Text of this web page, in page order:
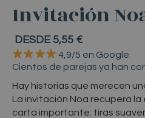
Invitación
DESDE 5,55 €
4,9/5 en Google
Cientos de parejas ya han
Invitación de boda
Hay historias que merecen
La invitación Noa recupera la
carta importante: tiras